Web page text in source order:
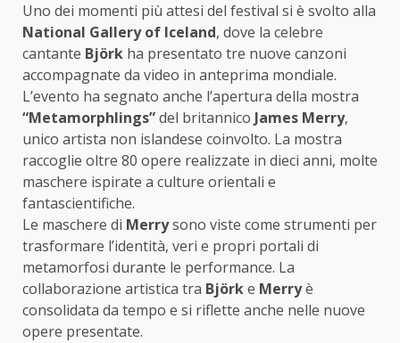
Uno dei momenti più attesi del festival si è svolto alla
National Gallery of Iceland, dove la celebre
cantante Björk ha presentato tre nuove canzoni
accompagnate da video in anteprima mondiale.
L’evento ha segnato anche l’apertura della mostra
“Metamorphlings”del britannico James Merry,
unico artista non islandese coinvolto. La mostra
raccoglie oltre 80 opere realizzate in dieci anni, molte
maschere ispirate a culture orientali e
fantascientifiche.
Le maschere di Merrysono viste come strumenti per
trasformare l’identità, veri e propri portali di
metamorfosi durante le performance. La
collaborazione artistica tra Björke Merryè
consolidata da tempo e si riflette anche nelle nuove
opere presentate.